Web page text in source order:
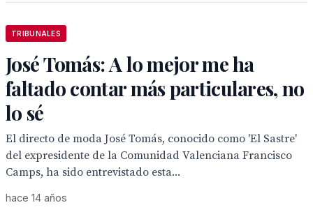
TRIBUNALES
José Tomás: A lo mejor me ha
faltado contar más particulares, no
lo sé
El directo de moda José Tomás, conocido como 'El Sastre'
del expresidente de la Comunidad Valenciana Francisco
Camps, ha sido entrevistado esta...
hace 14 años